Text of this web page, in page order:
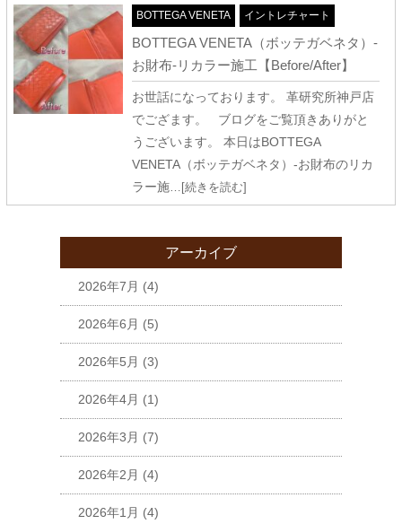
BOTTEGA VENETA イントレチャート
BOTTEGA VENETA（ボッテガベネタ）-
お財布-リカラー施工【Before/After】
お世話になっております。 革研究所神戸店
でござます。 ブログをご覧頂きありがと
うございます。 本日はBOTTEGA
VENETA（ボッテガベネタ）-お財布のリカ
ラー施…[続きを読む]
アーカイブ
2026年7月 (4)
2026年6月 (5)
2026年5月 (3)
2026年4月 (1)
2026年3月 (7)
2026年2月 (4)
2026年1月 (4)